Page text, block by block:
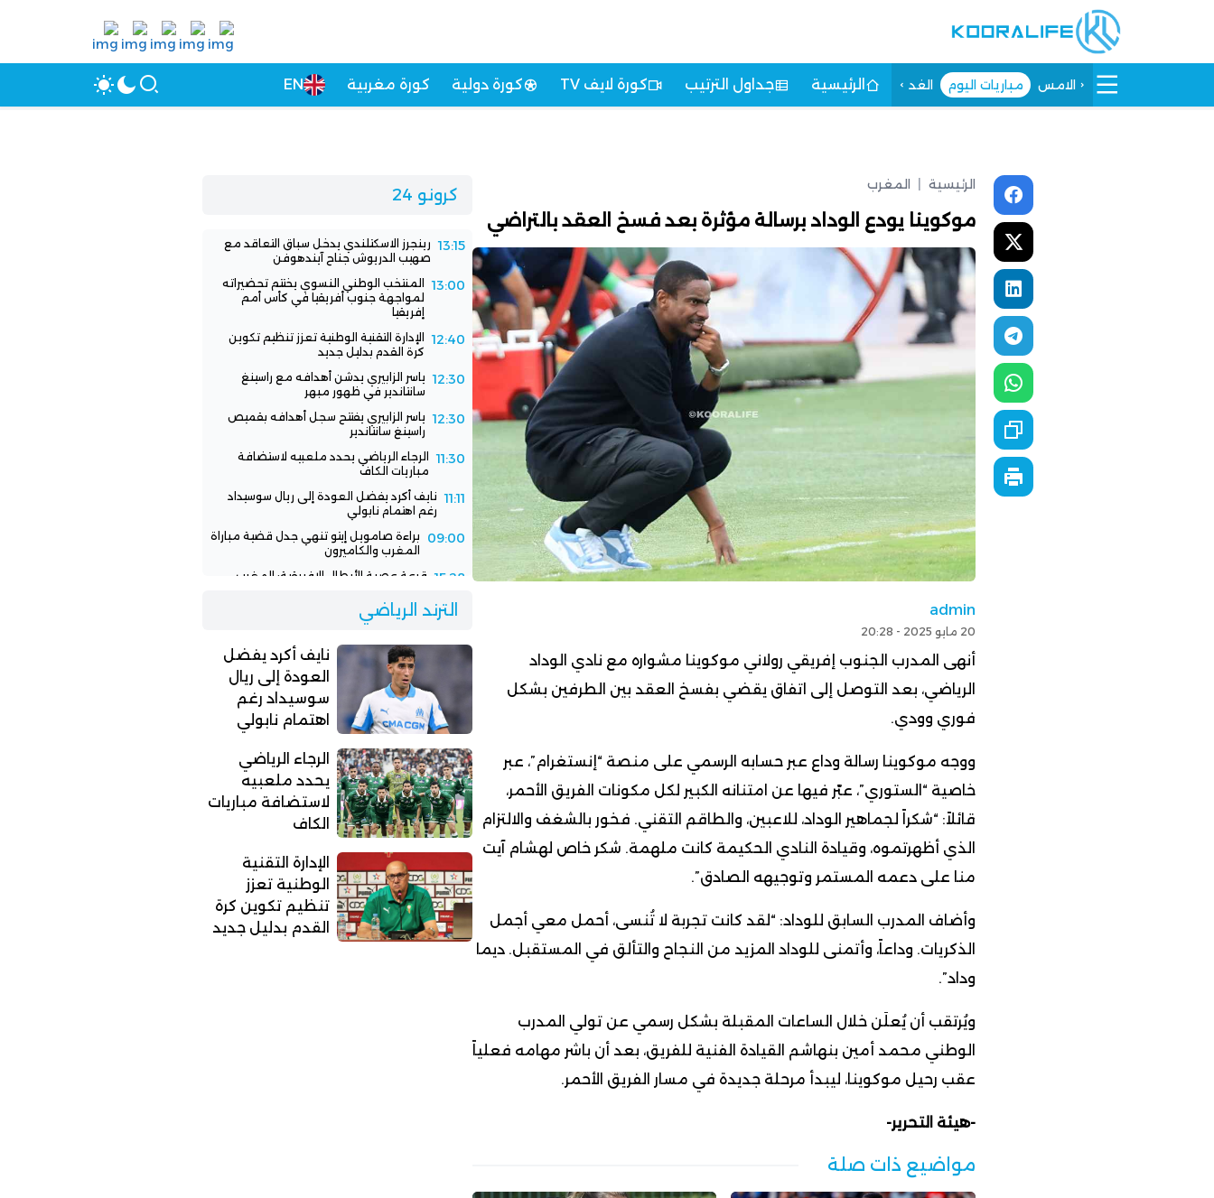
الامس مباريات اليوم الغد الرئيسية جداول الترتيب كورة لايف TV كورة دولية كورة مغربية EN
الرئيسية المغرب
موكوينا يودع الوداد برسالة مؤثرة بعد فسخ العقد بالتراضي
admin
20 مايو 2025 - 20:28
أنهى المدرب الجنوب إفريقي رولاني موكوينا مشواره مع نادي الوداد
الرياضي، بعد التوصل إلى اتفاق يقضي بفسخ العقد بين الطرفين بشكل
فوري وودي.
ووجه موكوينا رسالة وداع عبر حسابه الرسمي على منصة “إنستغرام”، عبر
خاصية “الستوري”، عبّر فيها عن امتنانه الكبير لكل مكونات الفريق الأحمر،
قائلاً: “شكراً لجماهير الوداد، للاعبين، والطاقم التقني. فخور بالشغف والالتزام
الذي أظهرتموه، وقيادة النادي الحكيمة كانت ملهمة. شكر خاص لهشام آيت
منا على دعمه المستمر وتوجيهه الصادق”.
وأضاف المدرب السابق للوداد: “لقد كانت تجربة لا تُنسى، أحمل معي أجمل
الذكريات. وداعاً، وأتمنى للوداد المزيد من النجاح والتألق في المستقبل. ديما
وداد”.
ويُرتقب أن يُعلَن خلال الساعات المقبلة بشكل رسمي عن تولي المدرب
الوطني محمد أمين بنهاشم القيادة الفنية للفريق، بعد أن باشر مهامه فعلياً
عقب رحيل موكوينا، ليبدأ مرحلة جديدة في مسار الفريق الأحمر.
-هيئة التحرير-
مواضيع ذات صلة
كرونو 24
13:15 رينجرز الاسكتلندي يدخل سباق التعاقد مع
صهيب الدريوش جناح آيندهوفن
13:00
المنتخب الوطني النسوي يختتم تحضيراته
لمواجهة جنوب أفريقيا في كأس أمم
إفريقيا
12:40
الإدارة التقنية الوطنية تعزز تنظيم تكوين
كرة القدم بدليل جديد
12:30 ياسر الزابيري يدشن أهدافه مع راسينغ
سانتاندير في ظهور مبهر
12:30 ياسر الزابيري يفتتح سجل أهدافه بقميص
راسينغ سانتاندير
11:30
الرجاء الرياضي يحدد ملعبيه لاستضافة
مباريات الكاف
11:11 نايف أكرد يفضل العودة إلى ريال سوسيداد
رغم اهتمام نابولي
09:00
براءة صامويل إيتو تنهي جدل قضية مباراة
المغرب والكاميرون
15:28 قرعة عصبة الأبطال الإفريقية: المغرب
جديدة
برسالة مؤثرة وينضم للأهلي المصري
الترند الرياضي
نايف أكرد يفضل
العودة إلى ريال
سوسيداد رغم
اهتمام نابولي
الرجاء الرياضي
يحدد ملعبيه
لاستضافة مباريات
الكاف
الإدارة التقنية
الوطنية تعزز
تنظيم تكوين كرة
القدم بدليل جديد